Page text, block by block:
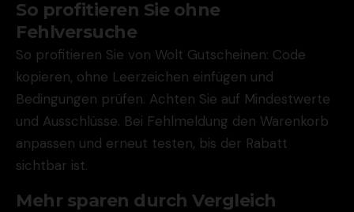
So profitieren Sie ohne
Fehlversuche
So profitieren Sie von Wolt Gutscheinen: Code
kopieren, ohne Leerzeichen einfügen und
Bedingungen prüfen. Achten Sie auf Mindestwerte
und Ausschlüsse. Bei Fehlmeldung den Warenkorb
anpassen und erneut testen, bis der Rabatt
sichtbar ist.
Mehr sparen durch Vergleich